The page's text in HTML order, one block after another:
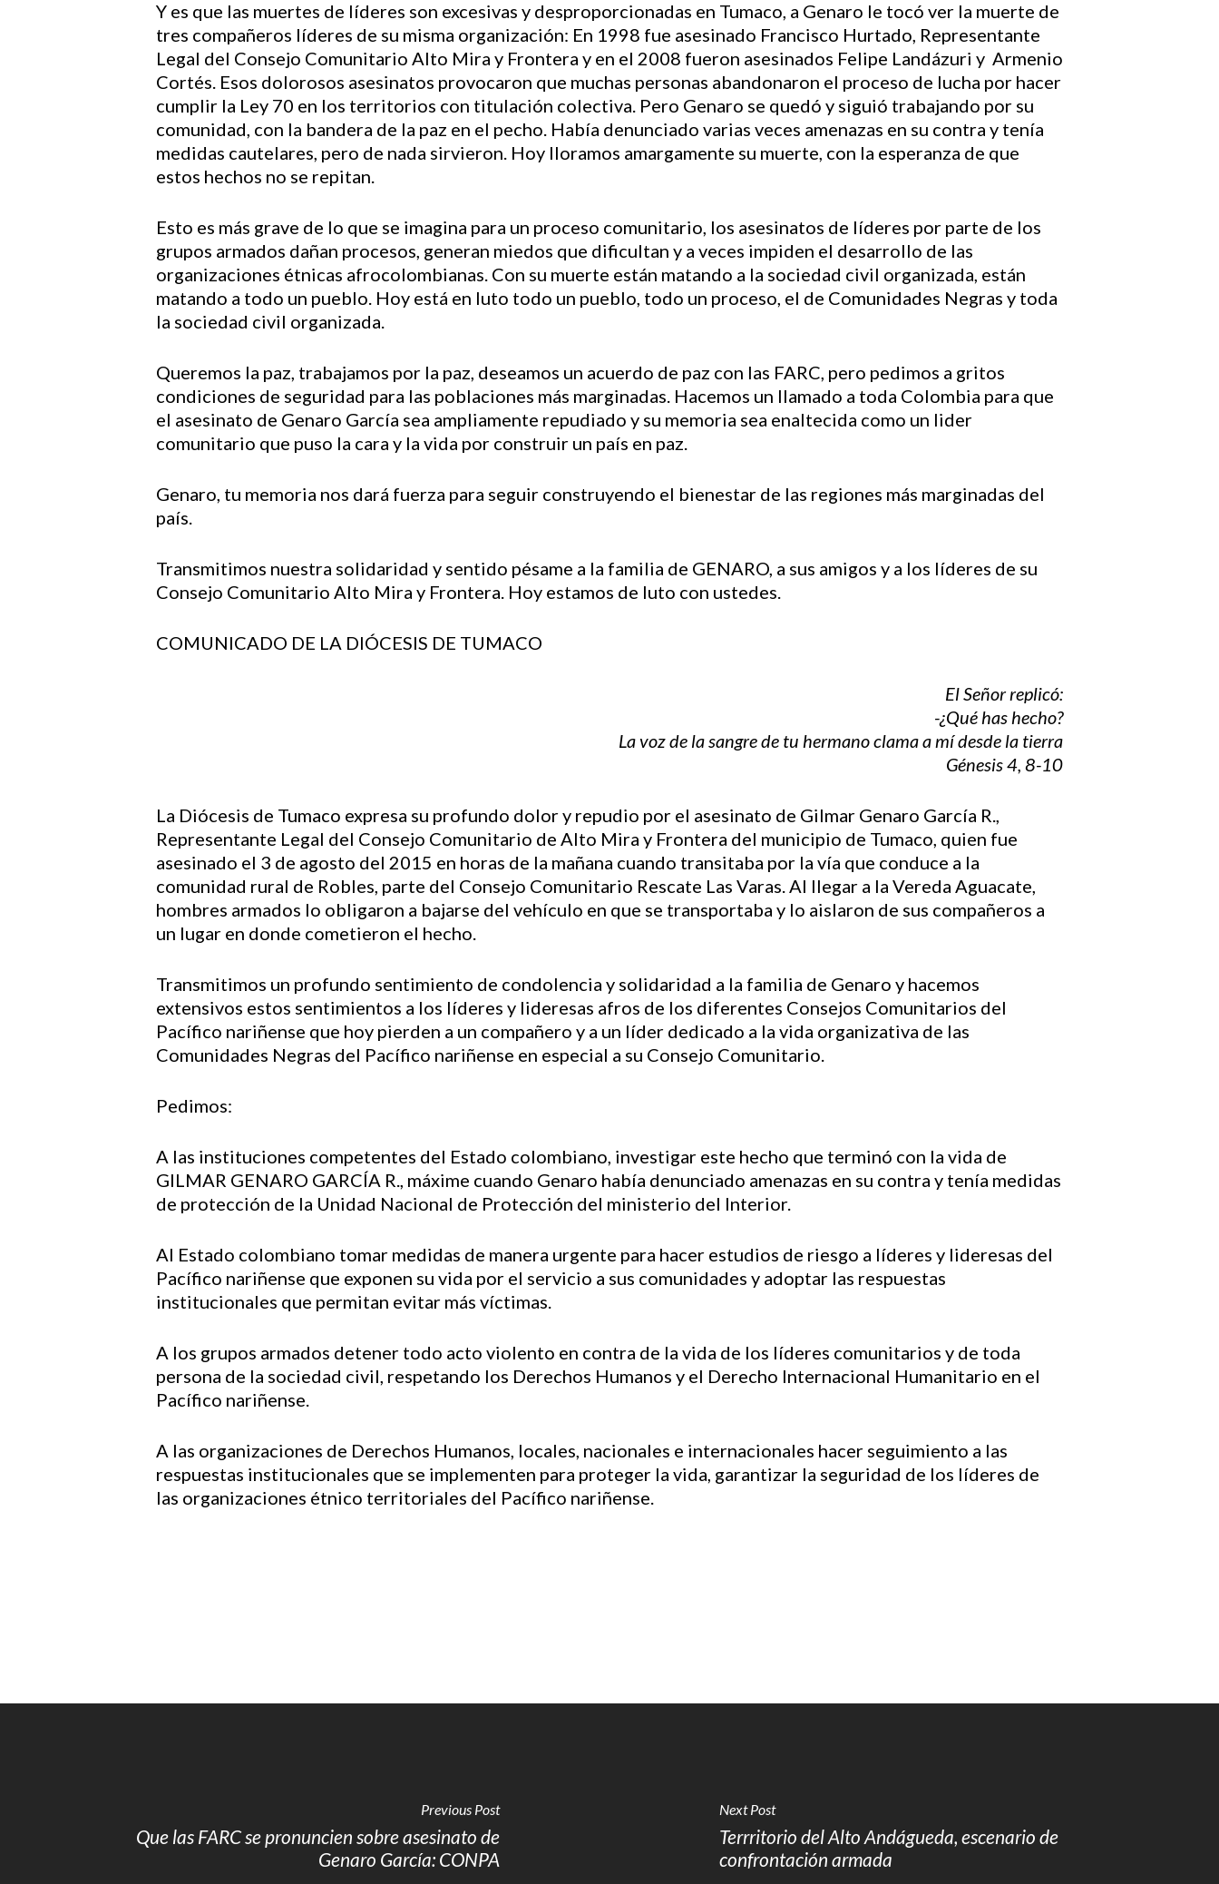
Hit enter to search or ESC to close
Y es que las muertes de líderes son excesivas y desproporcionadas en Tumaco, a Genaro le tocó ver la muerte de
tres compañeros líderes de su misma organización: En 1998 fue asesinado Francisco Hurtado, Representante
Legal del Consejo Comunitario Alto Mira y Frontera y en el 2008 fueron asesinados Felipe Landázuri y Armenio
Cortés. Esos dolorosos asesinatos provocaron que muchas personas abandonaron el proceso de lucha por hacer
cumplir la Ley 70 en los territorios con titulación colectiva. Pero Genaro se quedó y siguió trabajando por su
comunidad, con la bandera de la paz en el pecho. Había denunciado varias veces amenazas en su contra y tenía
medidas cautelares, pero de nada sirvieron. Hoy lloramos amargamente su muerte, con la esperanza de que
estos hechos no se repitan.
Esto es más grave de lo que se imagina para un proceso comunitario, los asesinatos de líderes por parte de los
grupos armados dañan procesos, generan miedos que dificultan y a veces impiden el desarrollo de las
organizaciones étnicas afrocolombianas. Con su muerte están matando a la sociedad civil organizada, están
matando a todo un pueblo. Hoy está en luto todo un pueblo, todo un proceso, el de Comunidades Negras y toda
la sociedad civil organizada.
Queremos la paz, trabajamos por la paz, deseamos un acuerdo de paz con las FARC, pero pedimos a gritos
condiciones de seguridad para las poblaciones más marginadas. Hacemos un llamado a toda Colombia para que
el asesinato de Genaro García sea ampliamente repudiado y su memoria sea enaltecida como un lider
comunitario que puso la cara y la vida por construir un país en paz.
Genaro, tu memoria nos dará fuerza para seguir construyendo el bienestar de las regiones más marginadas del
país.
Transmitimos nuestra solidaridad y sentido pésame a la familia de GENARO, a sus amigos y a los líderes de su
Consejo Comunitario Alto Mira y Frontera. Hoy estamos de luto con ustedes.
COMUNICADO DE LA DIÓCESIS DE TUMACO
El Señor replicó:
-¿Qué has hecho?
La voz de la sangre de tu hermano clama a mí desde la tierra
Génesis 4, 8-10
La Diócesis de Tumaco expresa su profundo dolor y repudio por el asesinato de Gilmar Genaro García R.,
Representante Legal del Consejo Comunitario de Alto Mira y Frontera del municipio de Tumaco, quien fue
asesinado el 3 de agosto del 2015 en horas de la mañana cuando transitaba por la vía que conduce a la
comunidad rural de Robles, parte del Consejo Comunitario Rescate Las Varas. Al llegar a la Vereda Aguacate,
hombres armados lo obligaron a bajarse del vehículo en que se transportaba y lo aislaron de sus compañeros a
un lugar en donde cometieron el hecho.
Transmitimos un profundo sentimiento de condolencia y solidaridad a la familia de Genaro y hacemos
extensivos estos sentimientos a los líderes y lideresas afros de los diferentes Consejos Comunitarios del
Pacífico nariñense que hoy pierden a un compañero y a un líder dedicado a la vida organizativa de las
Comunidades Negras del Pacífico nariñense en especial a su Consejo Comunitario.
Pedimos:
A las instituciones competentes del Estado colombiano, investigar este hecho que terminó con la vida de
GILMAR GENARO GARCÍA R., máxime cuando Genaro había denunciado amenazas en su contra y tenía medidas
de protección de la Unidad Nacional de Protección del ministerio del Interior.
Al Estado colombiano tomar medidas de manera urgente para hacer estudios de riesgo a líderes y lideresas del
Pacífico nariñense que exponen su vida por el servicio a sus comunidades y adoptar las respuestas
institucionales que permitan evitar más víctimas.
A los grupos armados detener todo acto violento en contra de la vida de los líderes comunitarios y de toda
persona de la sociedad civil, respetando los Derechos Humanos y el Derecho Internacional Humanitario en el
Pacífico nariñense.
A las organizaciones de Derechos Humanos, locales, nacionales e internacionales hacer seguimiento a las
respuestas institucionales que se implementen para proteger la vida, garantizar la seguridad de los líderes de
las organizaciones étnico territoriales del Pacífico nariñense.
Previous Post
Que las FARC se pronuncien sobre asesinato de
Genaro García: CONPA
Next Post
Terrritorio del Alto Andágueda, escenario de
confrontación armada